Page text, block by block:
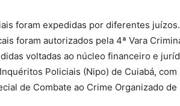
foram expedidas por diferentes
foram autorizados pela 4ª Vara
voltadas ao núcleo financeiro e
Policiais (Nipo) de Cuiabá,
de Combate ao Crime Organizado